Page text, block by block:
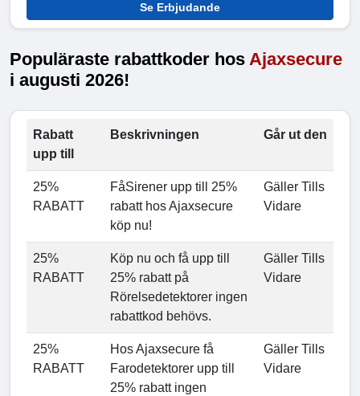
Se Erbjudande
Populäraste rabattkoder hos Ajaxsecure
i augusti 2026!
Rabatt
upp till
Beskrivningen Går ut den
25%
RABATT
FåSirener upp till 25%
rabatt hos Ajaxsecure
köp nu!
Gäller Tills
Vidare
25%
RABATT
Köp nu och få upp till
25% rabatt på
Rörelsedetektorer ingen
rabattkod behövs.
Gäller Tills
Vidare
25%
RABATT
Hos Ajaxsecure få
Farodetektorer upp till
25% rabatt ingen
Gäller Tills
Vidare